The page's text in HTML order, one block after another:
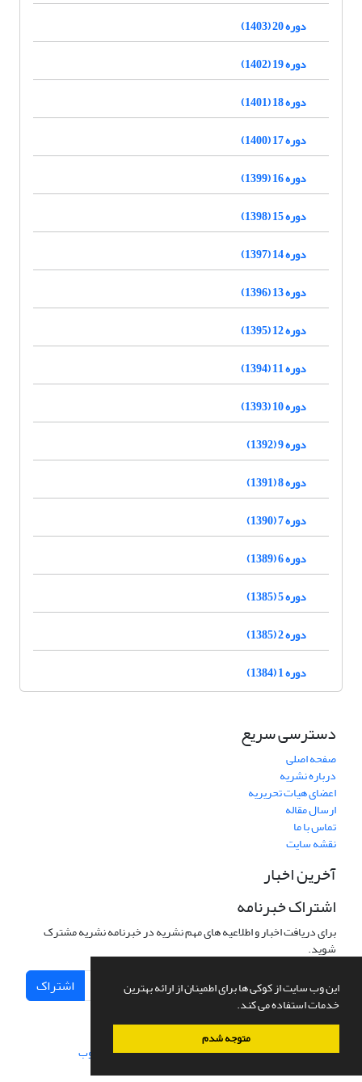
این وب سایت از کوکی ها برای اطمینان از ارائه بهترین
خدمات استفاده می کند.
متوجه شدم
دوره 20 (1403)
دوره 19 (1402)
دوره 18 (1401)
دوره 17 (1400)
دوره 16 (1399)
دوره 15 (1398)
دوره 14 (1397)
دوره 13 (1396)
دوره 12 (1395)
دوره 11 (1394)
دوره 10 (1393)
دوره 9 (1392)
دوره 8 (1391)
دوره 7 (1390)
دوره 6 (1389)
دوره 5 (1385)
دوره 2 (1385)
دوره 1 (1384)
دسترسی سریع
صفحه اصلی
درباره نشریه
اعضای هیات تحریریه
ارسال مقاله
تماس با ما
نقشه سایت
آخرین اخبار
اشتراک خبرنامه
برای دریافت اخبار و اطلاعیه های مهم نشریه در خبرنامه نشریه مشترک
شوید.
اشتراک
سامانه مدیریت نشریات علمی.طراحی و پیاده سازی از سیناوب